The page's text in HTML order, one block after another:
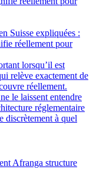
Suisse expliquées :
réellement pour
lorsqu’il est
relève exactement de
réellement.
le laissent entendre
réglementaire
discrètement à quel